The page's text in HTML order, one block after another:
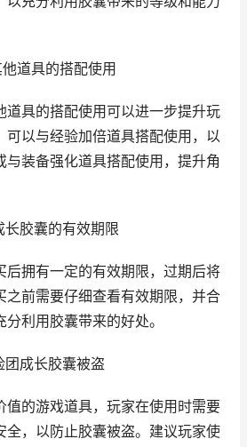
道具的搭配使用
道具的搭配使用可以进一步提升玩
可以与经验加倍道具搭配使用，以
与装备强化道具搭配使用，提升角
胶囊的有效期限
后拥有一定的有效期限，过期后将
之前需要仔细查看有效期限，并合
利用胶囊带来的好处。
成长胶囊被盗
值的游戏道具，玩家在使用时需要
全，以防止胶囊被盗。建议玩家使